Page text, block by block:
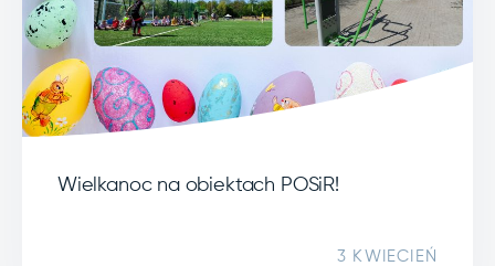
Wielkanoc na obiektach POSiR!
3 KWIECIEŃ